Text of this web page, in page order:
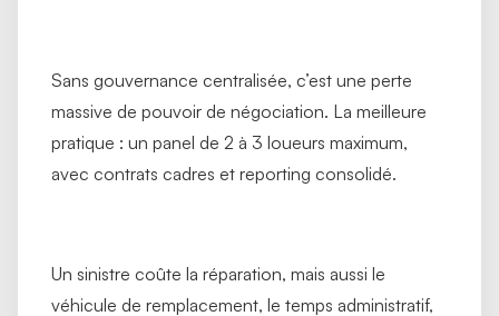
Sans gouvernance centralisée, c’est une perte
massive de pouvoir de négociation. La meilleure
pratique : un panel de 2 à 3 loueurs maximum,
avec contrats cadres et reporting consolidé.
Un sinistre coûte la réparation, mais aussi le
véhicule de remplacement, le temps administratif,